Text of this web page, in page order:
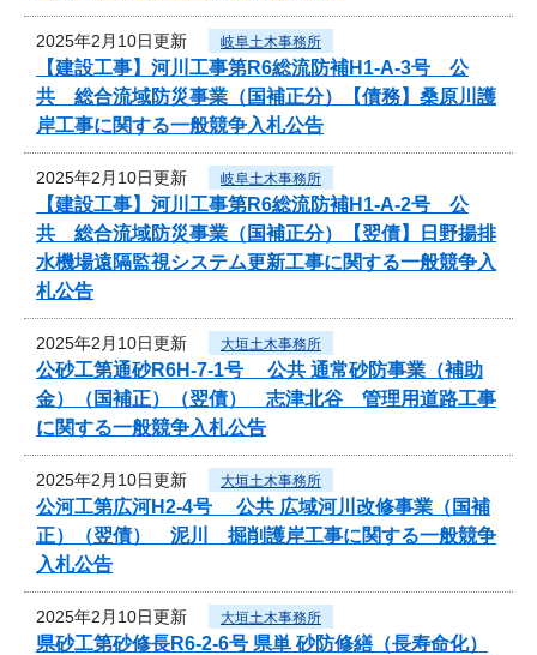
2025年2月10日更新 岐阜土木事務所
【建設工事】河川工事第R6総流防補H1-A-3号 公
共 総合流域防災事業（国補正分）【債務】桑原川護
岸工事に関する一般競争入札公告
2025年2月10日更新 岐阜土木事務所
【建設工事】河川工事第R6総流防補H1-A-2号 公
共 総合流域防災事業（国補正分）【翌債】日野揚排
水機場遠隔監視システム更新工事に関する一般競争入
札公告
2025年2月10日更新 大垣土木事務所
公砂工第通砂R6H-7-1号 公共 通常砂防事業（補助
金）（国補正）（翌債） 志津北谷 管理用道路工事
に関する一般競争入札公告
2025年2月10日更新 大垣土木事務所
公河工第広河H2-4号 公共 広域河川改修事業（国補
正）（翌債） 泥川 掘削護岸工事に関する一般競争
入札公告
2025年2月10日更新 大垣土木事務所
県砂工第砂修長R6-2-6号 県単 砂防修繕（長寿命化）